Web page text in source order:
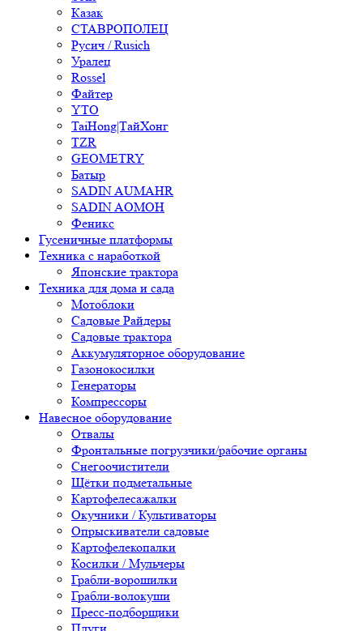
Казак
СТАВРОПОЛЕЦ
Русич / Rusich
Уралец
Rossel
Файтер
YTO
TaiHong|ТайХонг
TZR
GEOMETRY
Батыр
SADIN AUMAHR
SADIN AOMOH
Феникс
Гусеничные платформы
Техника с наработкой
Японские трактора
Техника для дома и сада
Мотоблоки
Садовые Райдеры
Садовые трактора
Аккумуляторное оборудование
Газонокосилки
Генераторы
Компрессоры
Навесное оборудование
Отвалы
Фронтальные погрузчики/рабочие органы
Снегоочистители
Щётки подметальные
Картофелесажалки
Окучники / Культиваторы
Опрыскиватели садовые
Картофелекопалки
Косилки / Мульчеры
Грабли-ворошилки
Грабли-волокуши
Пресс-подборщики